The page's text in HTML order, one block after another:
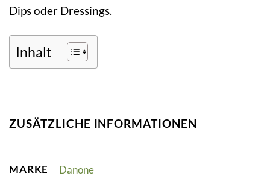
Dips oder Dressings.
Inhalt
ZUSÄTZLICHE INFORMATIONEN
MARKE Danone